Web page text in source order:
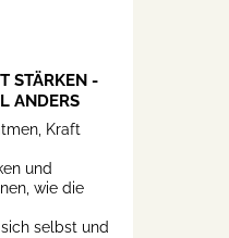
STÄRKEN -
ANDERS
Kraft
und
wie die
selbst und